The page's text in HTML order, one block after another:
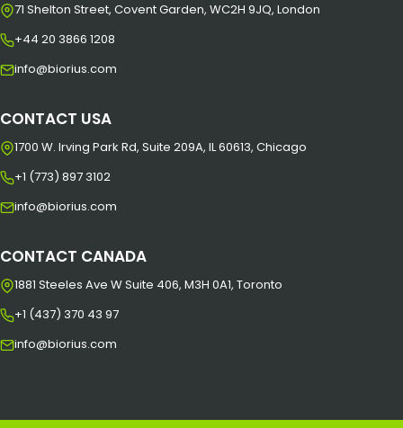
71 Shelton Street, Covent Garden, WC2H 9JQ, London
+44 20 3866 1208
info@biorius.com
CONTACT USA
1700 W. Irving Park Rd, Suite 209A, IL 60613, Chicago
+1 (773) 897 3102
info@biorius.com
CONTACT CANADA
1881 Steeles Ave W Suite 406, M3H 0A1, Toronto
+1 (437) 370 43 97
info@biorius.com